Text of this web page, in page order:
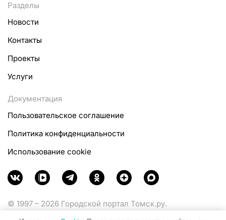
Разделы
Новости
Контакты
Проекты
Услуги
Документация
Пользовательское соглашение
Политика конфиденциальности
Использование cookie
© 1997 – 2026 Городской портал Томск.ру.